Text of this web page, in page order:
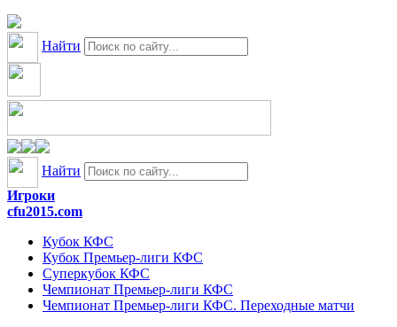
Найти
Найти
Игроки
cfu2015.com
Кубок КФС
Кубок Премьер-лиги КФС
Суперкубок КФС
Чемпионат Премьер-лиги КФС
Чемпионат Премьер-лиги КФС. Переходные матчи